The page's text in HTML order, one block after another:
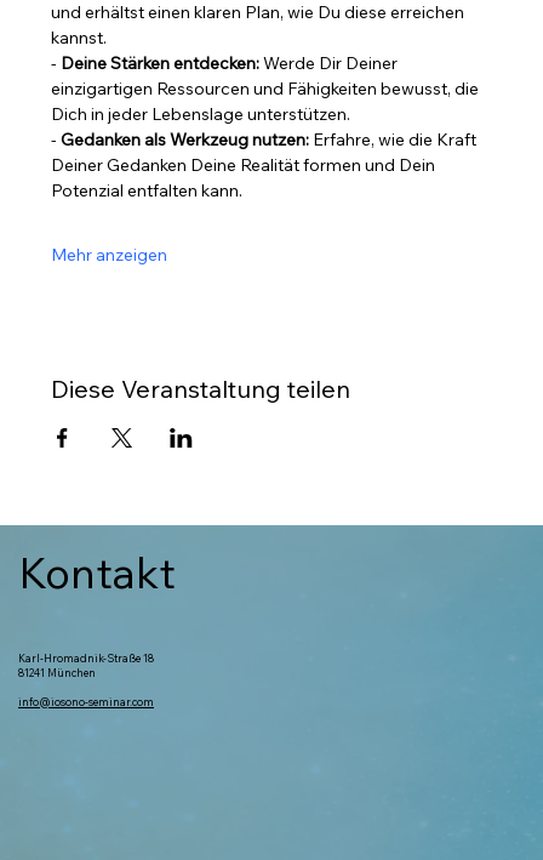
und erhältst einen klaren Plan, wie Du diese erreichen
kannst.
- Deine Stärken entdecken: Werde Dir Deiner
einzigartigen Ressourcen und Fähigkeiten bewusst, die
Dich in jeder Lebenslage unterstützen.
- Gedanken als Werkzeug nutzen: Erfahre, wie die Kraft
Deiner Gedanken Deine Realität formen und Dein
Potenzial entfalten kann.
Mehr anzeigen
Diese Veranstaltung teilen
Kontakt
Karl-Hromadnik-Straße 18
81241 München
info@iosono-seminar.com